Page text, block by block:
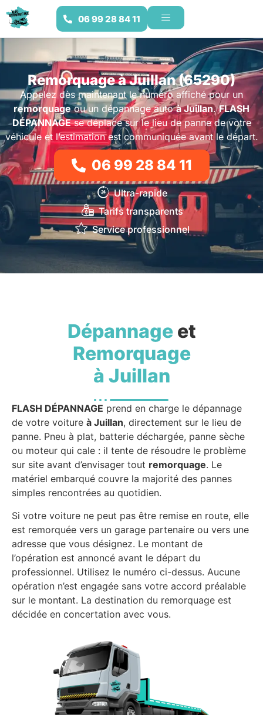
06 99 28 84 11
Remorquage à Juillan (65290)
Appelez dès maintenant le numéro affiché pour un
remorquageou un dépannage autoà Juillan.FLASH
DÉPANNAGEse déplace sur le lieu de panne de votre
véhicule et l’estimation est communiquée avant le départ.
06 99 28 84 11
Ultra-rapide
Tarifs transparents
Service professionnel
Dépannageet
Remorquage
à Juillan
FLASH DÉPANNAGE prend en charge le dépannage
de votre voiture à Juillan, directement sur le lieu de
panne. Pneu à plat, batterie déchargée, panne sèche
ou moteur qui cale : il tente de résoudre le problème
sur site avant d’envisager tout remorquage. Le
matériel embarqué couvre la majorité des pannes
simples rencontrées au quotidien.
Si votre voiture ne peut pas être remise en route, elle
est remorquée vers un garage partenaire ou vers une
adresse que vous désignez. Le montant de
l’opération est annoncé avant le départ du
professionnel. Utilisez le numéro ci-dessus. Aucune
opération n’est engagée sans votre accord préalable
sur le montant. La destination du remorquage est
décidée en concertation avec vous.